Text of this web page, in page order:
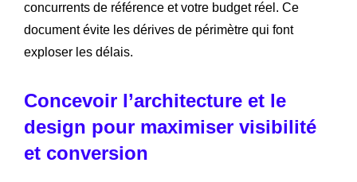
concurrents de référence et votre budget réel. Ce
document évite les dérives de périmètre qui font
exploser les délais.
Concevoir l’architecture et le
design pour maximiser visibilité
et conversion